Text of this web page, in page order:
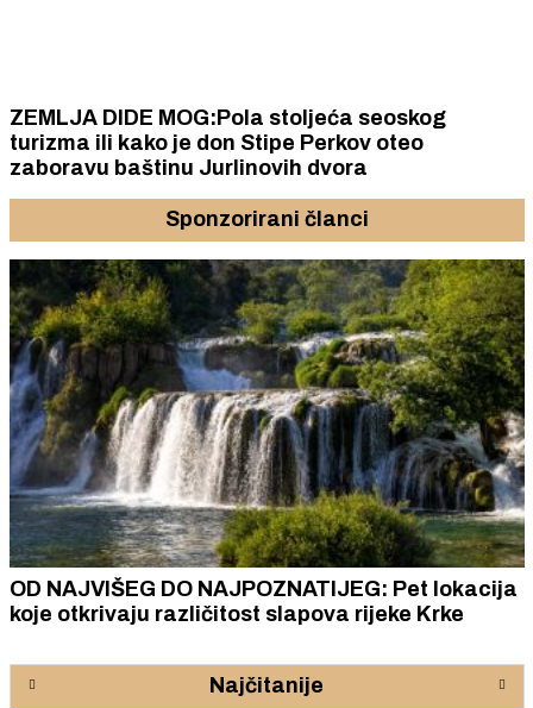
ZEMLJA DIDE MOG:Pola stoljeća seoskog
turizma ili kako je don Stipe Perkov oteo
zaboravu baštinu Jurlinovih dvora
Sponzorirani članci
OD NAJVIŠEG DO NAJPOZNATIJEG: Pet lokacija
koje otkrivaju različitost slapova rijeke Krke
Najčitanije